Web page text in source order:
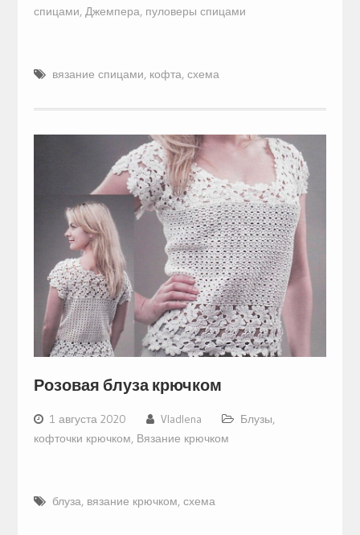
спицами, Джемпера, пуловеры спицами
вязание спицами, кофта, схема
Розовая блуза крючком
1 августа 2020 Vladlena
Блузы,
кофточки крючком, Вязание крючком
блуза, вязание крючком, схема